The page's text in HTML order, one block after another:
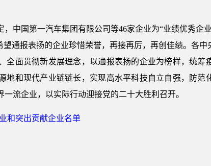
中国第一汽车集团有限公司等46家企业为“业绩优秀企
望通报表扬的企业珍惜荣誉，再接再厉，再创佳绩。各
全面贯彻新发展理念，以通报表扬的企业为榜样，统筹
地和现代产业链链长，实现高水平科技自立自强，防范
流企业，以实际行动迎接党的二十大胜利召开。
和突出贡献企业名单
国